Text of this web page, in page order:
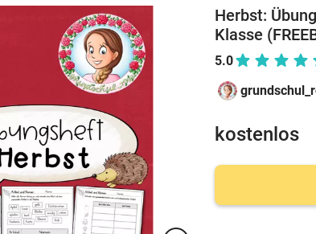
Herbst:
Klasse
5.0
kostenlos